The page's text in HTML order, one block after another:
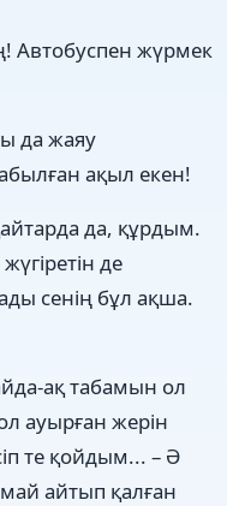
Автобуспен жүрмек
да жаяу
ақыл екен!
да, құрдым.
де
сенің бұл ақша.
ақ табамын ол
ауырған жерін
те қойдым... – Ә
айтып қалған